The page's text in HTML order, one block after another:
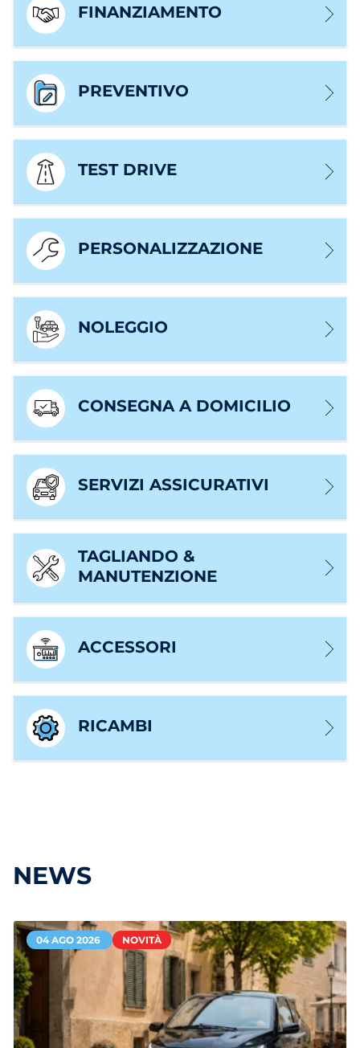
FINANZIAMENTO
PREVENTIVO
TEST DRIVE
PERSONALIZZAZIONE
NOLEGGIO
CONSEGNA A DOMICILIO
SERVIZI ASSICURATIVI
TAGLIANDO &
MANUTENZIONE
ACCESSORI
RICAMBI
NEWS
04 AGO 2026 NOVITÀ